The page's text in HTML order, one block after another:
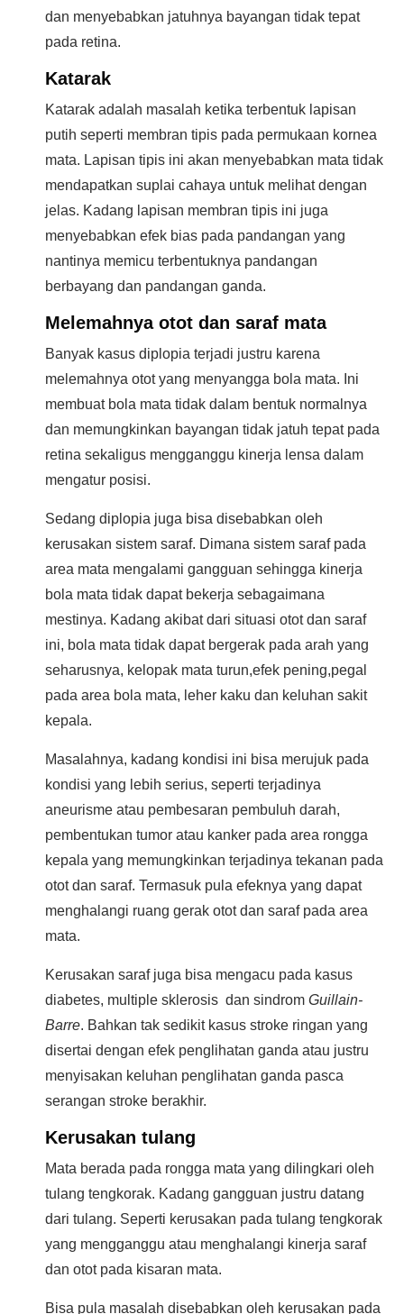
dan menyebabkan jatuhnya bayangan tidak tepat
pada retina.
Katarak
Katarak adalah masalah ketika terbentuk lapisan
putih seperti membran tipis pada permukaan kornea
mata. Lapisan tipis ini akan menyebabkan mata tidak
mendapatkan suplai cahaya untuk melihat dengan
jelas. Kadang lapisan membran tipis ini juga
menyebabkan efek bias pada pandangan yang
nantinya memicu terbentuknya pandangan
berbayang dan pandangan ganda.
Melemahnya otot dan saraf mata
Banyak kasus diplopia terjadi justru karena
melemahnya otot yang menyangga bola mata. Ini
membuat bola mata tidak dalam bentuk normalnya
dan memungkinkan bayangan tidak jatuh tepat pada
retina sekaligus mengganggu kinerja lensa dalam
mengatur posisi.
Sedang diplopia juga bisa disebabkan oleh
kerusakan sistem saraf. Dimana sistem saraf pada
area mata mengalami gangguan sehingga kinerja
bola mata tidak dapat bekerja sebagaimana
mestinya. Kadang akibat dari situasi otot dan saraf
ini, bola mata tidak dapat bergerak pada arah yang
seharusnya, kelopak mata turun,efek pening,pegal
pada area bola mata, leher kaku dan keluhan sakit
kepala.
Masalahnya, kadang kondisi ini bisa merujuk pada
kondisi yang lebih serius, seperti terjadinya
aneurisme atau pembesaran pembuluh darah,
pembentukan tumor atau kanker pada area rongga
kepala yang memungkinkan terjadinya tekanan pada
otot dan saraf. Termasuk pula efeknya yang dapat
menghalangi ruang gerak otot dan saraf pada area
mata.
Kerusakan saraf juga bisa mengacu pada kasus
diabetes, multiple sklerosis dan sindrom Guillain-
Barre. Bahkan tak sedikit kasus stroke ringan yang
disertai dengan efek penglihatan ganda atau justru
menyisakan keluhan penglihatan ganda pasca
serangan stroke berakhir.
Kerusakan tulang
Mata berada pada rongga mata yang dilingkari oleh
tulang tengkorak. Kadang gangguan justru datang
dari tulang. Seperti kerusakan pada tulang tengkorak
yang mengganggu atau menghalangi kinerja saraf
dan otot pada kisaran mata.
Bisa pula masalah disebabkan oleh kerusakan pada